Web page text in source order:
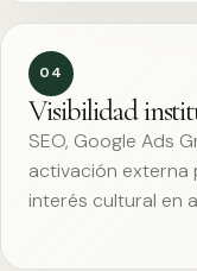
04
Visibilidad
SEO, Google Ads
activación externa
interés cultural en